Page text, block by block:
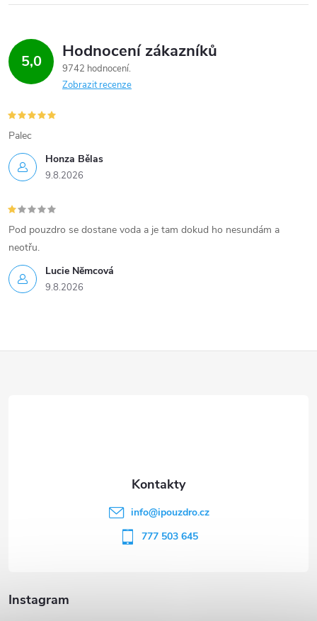
5,0 Hodnocení zákazníků
9742 hodnocení
Zobrazit recenze
Honza Bělas
9.8.2026
Palec
Lucie Nĕmcová
9.8.2026
Pod pouzdro se dostane voda a je tam dokud ho nesundám a
neotřu.
Instagram
info@ipouzdro.cz
777 503 645